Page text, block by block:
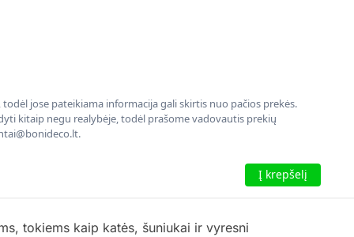
jose pateikiama informacija gali skirtis nuo pačios prekės.
kitaip negu realybėje, todėl prašome vadovautis prekių
Į krepšelį
tokiems kaip katės, šuniukai ir vyresni